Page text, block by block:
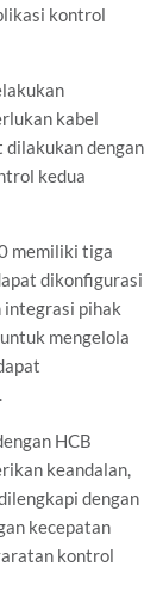
kontrol
kabel
dengan
kedua
memiliki tiga
dikonfigurasi
integrasi pihak
mengelola
HCB
keandalan,
dengan
kecepatan
kontrol